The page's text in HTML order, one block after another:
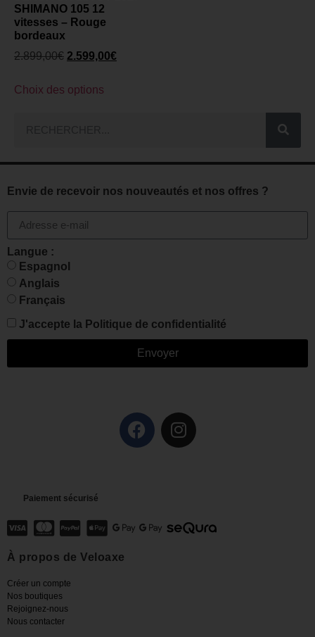
SHIMANO 105 12
vitesses – Rouge
bordeaux
2.899,00€ 2.599,00€
Choix des options
Envie de recevoir nos nouveautés et nos offres ?
Langue :
Espagnol
Anglais
Français
J'accepte la Politique de confidentialité
Envoyer
Paiement sécurisé
À propos de Veloaxe
Créer un compte
Nos boutiques
Rejoignez-nous
Nous contacter